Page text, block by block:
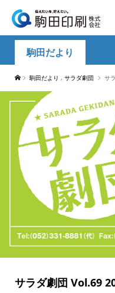
駒田だより
駒田だより , サラダ劇団 サ
サラダ劇団 Vol.69